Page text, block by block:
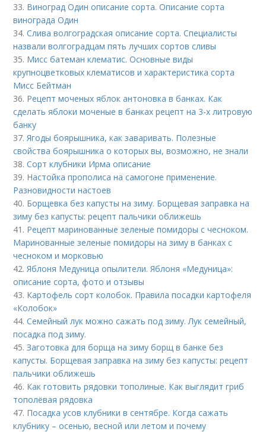
33. Виноград Один описание сорта. Описание сорта
винограда Один
34.Слива волгоградская описание сорта. Специалисты
назвали волгоградцам пять лучших сортов сливы
35. Мисс батеман клематис. Основные виды
крупноцветковых клематисов и характеристика сорта
Мисс Бейтман
36. Рецепт моченых яблок антоновка в банках. Как
сделать яблоки моченые в банках рецепт на 3-х литровую
банку
37. Ягоды боярышника, как заваривать. Полезные
свойства боярышника о которых вы, возможно, не знали
38.Сорт клубники Ирма описание
39. Настойка прополиса на самогоне применение.
Разновидности настоев
40. Борщевка без капусты на зиму. Борщевая заправка на
зиму без капусты: рецепт пальчики оближешь
41. Рецепт маринованные зеленые помидоры с чесноком.
Маринованные зеленые помидоры на зиму в банках с
чесноком и морковью
42. Яблоня Медуница опылители. Яблоня «Медуница»:
описание сорта, фото и отзывы
43. Картофель сорт колобок. Правила посадки картофеля
«Колобок»
44.Семейный лук можно сажать под зиму. Лук семейный,
посадка под зиму.
45.Заготовка для борща на зиму борщ в банке без
капусты. Борщевая заправка на зиму без капусты: рецепт
пальчики оближешь
46. Как готовить рядовки тополиные. Как выглядит гриб
тополёвая рядовка
47. Посадка усов клубники в сентябре. Когда сажать
клубнику – осенью, весной или летом и почему